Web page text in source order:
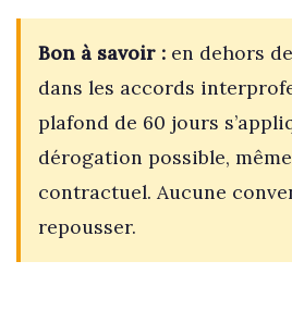
Bon à savoir :en dehors
dans les accords
plafond de 60 jours
dérogation possible,
contractuel. Aucune
repousser.